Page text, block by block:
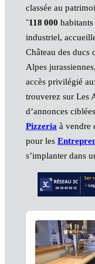
classée au
˜118 000
industriel,
Château des ducs
Alpes
accès privilégié
trouverez sur Les
d’annonces
Pizzeriaà vendre
pour les
s’implanter dans